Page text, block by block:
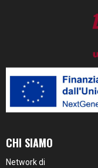
CHI SIAMO
Network di